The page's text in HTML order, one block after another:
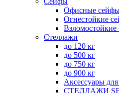
Офисные
Огнестойкие
Стеллажи
до 120 кг
до 500 кг
до 750 кг
до 900 кг
Аксессуары
СТЕЛЛАЖИ